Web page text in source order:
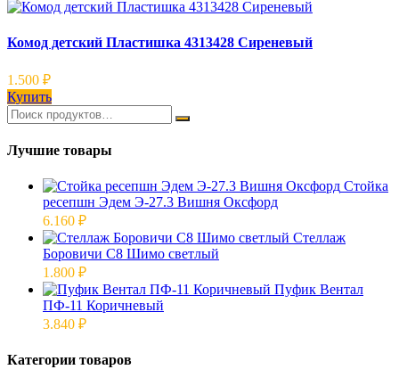
Комод детский Пластишка 4313428 Сиреневый
1.500 ₽
Купить
Лучшие товары
Стойка
ресепшн Эдем Э-27.3 Вишня Оксфорд
6.160 ₽
Стеллаж
Боровичи С8 Шимо светлый
1.800 ₽
Пуфик Вентал
ПФ-11 Коричневый
3.840 ₽
Категории товаров